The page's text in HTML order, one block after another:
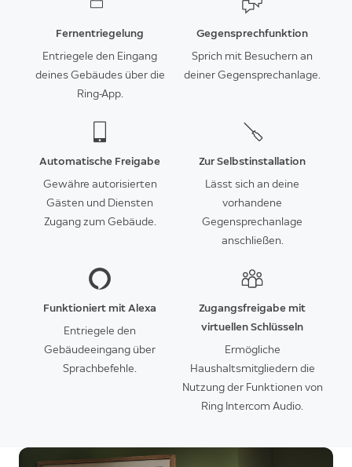
Fernentriegelung
Entriegele den Eingang
deines Gebäudes über die
Ring-App.
Gegensprechfunktion
Sprich mit Besuchern an
deiner Gegensprechanlage.
Automatische Freigabe
Gewähre autorisierten
Gästen und Diensten
Zugang zum Gebäude.
Zur Selbstinstallation
Lässt sich an deine
vorhandene
Gegensprechanlage
anschließen.
Funktioniert mit Alexa
Entriegele den
Gebäudeeingang über
Sprachbefehle.
Zugangsfreigabe mit
virtuellen Schlüsseln
Ermögliche
Haushaltsmitgliedern die
Nutzung der Funktionen von
Ring Intercom Audio.